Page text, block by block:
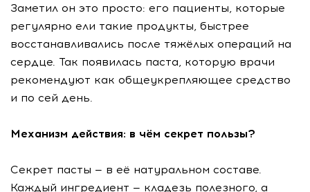
Заметил он это просто: его пациенты, которые
регулярно ели такие продукты, быстрее
восстанавливались после тяжёлых операций на
сердце. Так появилась паста, которую врачи
рекомендуют как общеукрепляющее средство
и по сей день.
Механизм действия: в чём секрет пользы?
Секрет пасты — в её натуральном составе.
Каждый ингредиент — кладезь полезного, а